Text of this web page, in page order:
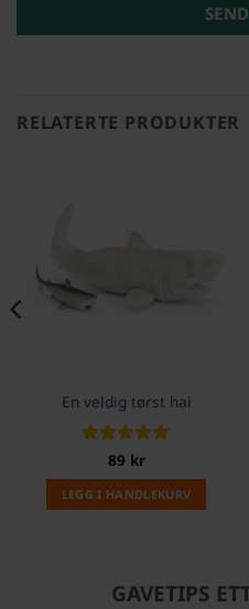
RELATERTE PRODUKTER
En veldig tørst hai
Vurdert5
av 5
89 kr
LEGG I HANDLEKURV
GAVETIPS